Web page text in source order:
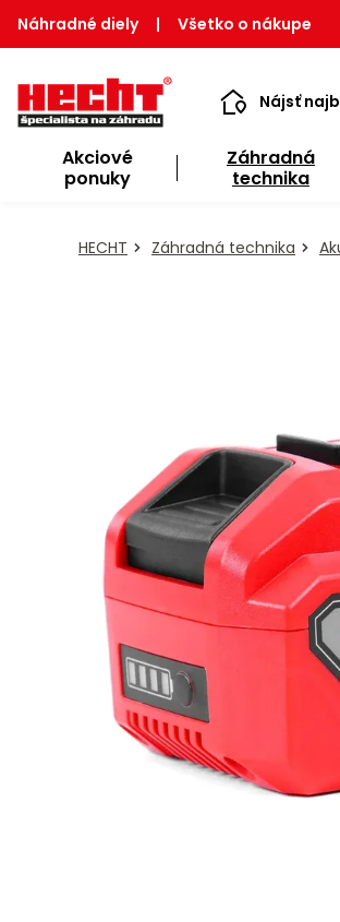
Náhradné diely | Všetko o nákupe
Nájsť
Akciové
ponuky
Záhradná
technika
HECHT Záhradná technika